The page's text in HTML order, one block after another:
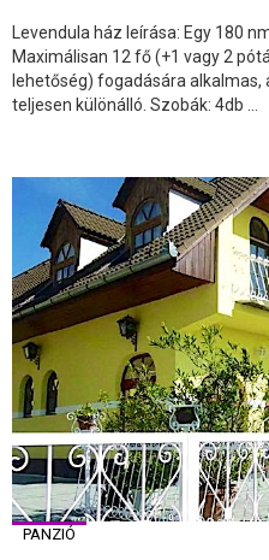
Levendula ház leírása: Egy 180
Maximálisan 12 fő (+1 vagy 2
lehetőség) fogadására alkalmas,
teljesen különálló. Szobák: 4db ...
PANZIÓ